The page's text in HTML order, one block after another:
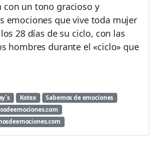
con un tono gracioso y
emociones que vive toda mujer
28 días de su ciclo, con las
hombres durante el «ciclo» que
Kotex
Sabemos de emociones